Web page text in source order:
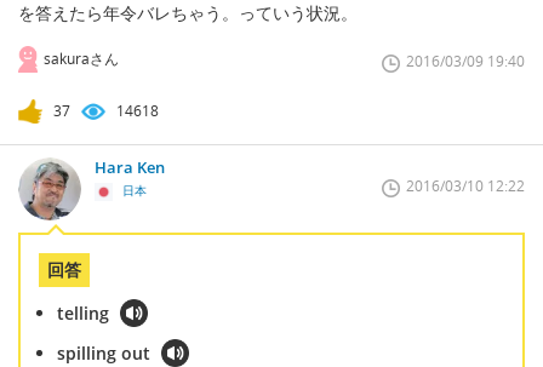
を答えたら年令バレちゃう。っていう状況。
sakuraさん 2016/03/09 19:40
37 14618
Hara Ken
日本 2016/03/10 12:22
回答
telling
spilling out